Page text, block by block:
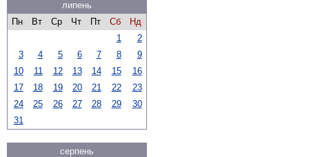
липень
Пн
Вт Ср Чт Пт Сб
Нд
1
2
3
4 5 6 7 8
9
10
11 12 13 14 15
16
17
18 19 20 21 22
23
24
25 26 27 28 29
30
31
серпень